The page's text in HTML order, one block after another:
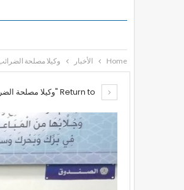
Home الأخبار وكيلا مصلحة